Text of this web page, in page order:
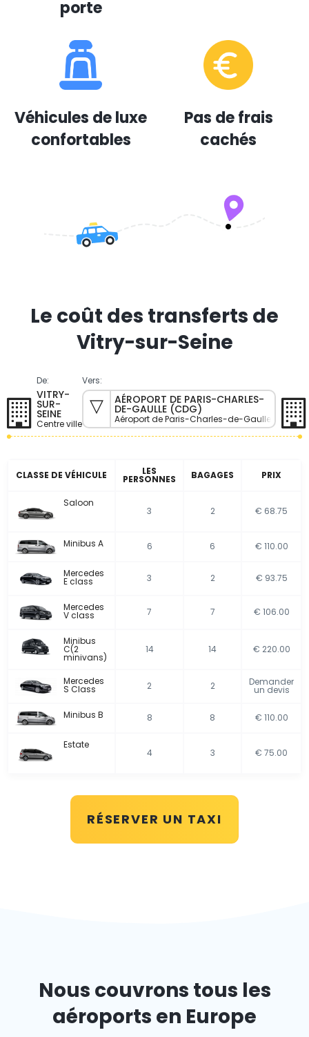
porte
Véhicules de luxe
confortables
Pas de frais
cachés
Le coût des transferts de
Vitry-sur-Seine
De:
VITRY-
SUR-
SEINE
Centre ville
Vers:
AÉROPORT DE PARIS-CHARLES-
DE-GAULLE (CDG)
Aéroport de Paris-Charles-de-Gaulle
CLASSE DE VÉHICULE LES
PERSONNES BAGAGES PRIX
Saloon
3 2 € 68.75
Minibus A 6 6 € 110.00
Mercedes
E class 3 2 € 93.75
Mercedes
V class 7 7 € 106.00
Minibus
C(2
minivans)
14 14 € 220.00
Mercedes
S Class 2 2 Demander
un devis
Minibus B 8 8 € 110.00
Estate
4 3 € 75.00
RÉSERVER UN TAXI
Nous couvrons tous les
aéroports en Europe